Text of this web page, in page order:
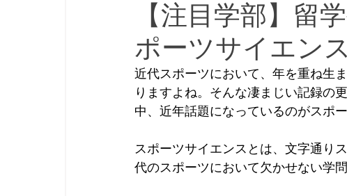
【注目学部】留
ポーツサイエン
近代スポーツにおいて、年を重ね生
りますよね。そんな凄まじい記録の
中、近年話題になっているのがスポ
スポーツサイエンスとは、文字通り
代のスポーツにおいて欠かせない学